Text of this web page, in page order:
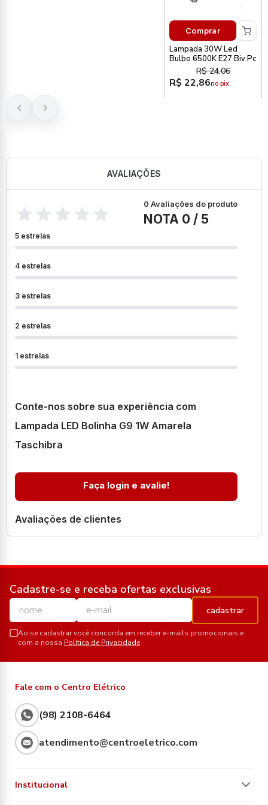
Comprar
Lampada 30W Led
Bulbo 6500K E27 Biv Pc
R$ 24,06
R$ 22,86no pix
AVALIAÇÕES
0 Avaliações do produto
NOTA 0 / 5
5 estrelas
4 estrelas
3 estrelas
2 estrelas
1 estrelas
Conte-nos sobre sua experiência com
Lampada LED Bolinha G9 1W Amarela
Taschibra
Faça login e avalie!
Avaliações de clientes
Cadastre-se e receba ofertas exclusivas
cadastrar
Ao se cadastrar você concorda em receber e-mails promocionais e
com a nossa Política de Privacidade
Fale com o Centro Elétrico
(98) 2108-6464
atendimento@centroeletrico.com
Institucional